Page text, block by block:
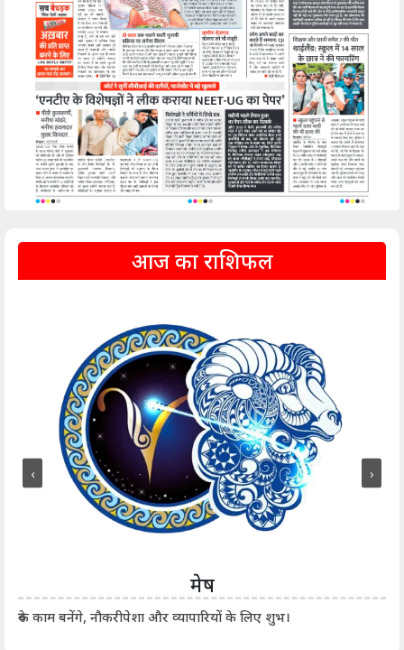
आज का राशिफल
मेष
रुके काम बनेंगे, नौकरीपेशा और व्यापारियों के लिए शुभ।
‹ ›